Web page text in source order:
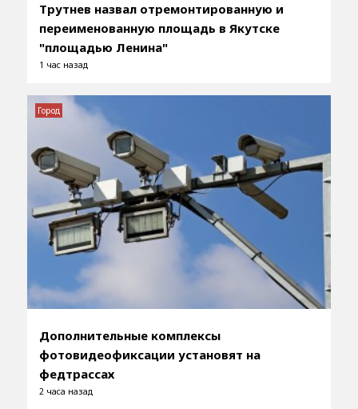
Трутнев назвал отремонтированную и
переименованную площадь в Якутске
"площадью Ленина"
1 час назад
Дополнительные комплексы
фотовидеофиксации установят на
федтрассах
2 часа назад
Город